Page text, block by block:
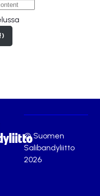
© Suomen
Salibandyliitto
2026